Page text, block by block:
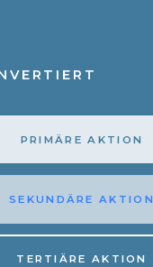
PRIMÄRE AKTION
SEKUNDÄRE AKTION
TERTIÄRE AKTION